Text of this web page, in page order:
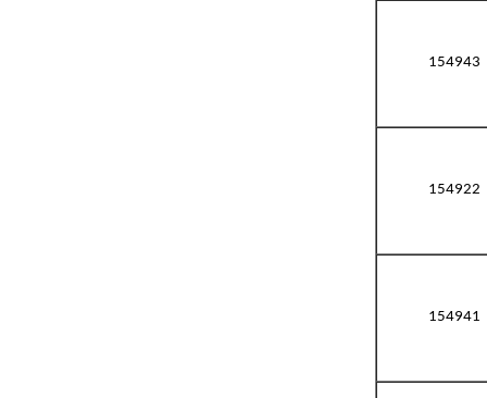
154943
154922
154941